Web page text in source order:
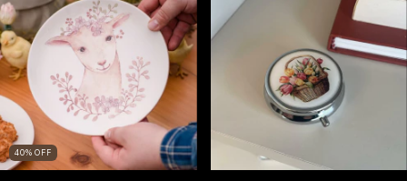
40% OFF